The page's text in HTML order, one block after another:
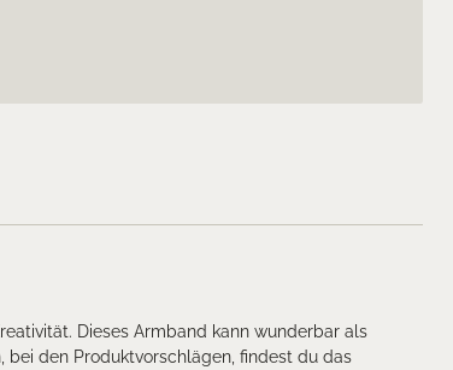
Dieses Armband kann wunderbar als
den Produktvorschlägen, findest du das